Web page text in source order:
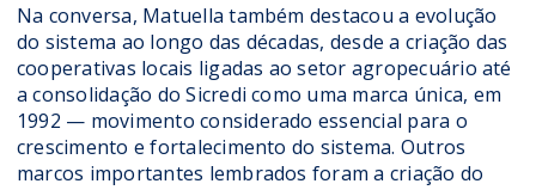
Na conversa, Matuella também destacou a evolução
do sistema ao longo das décadas, desde a criação das
cooperativas locais ligadas ao setor agropecuário até
a consolidação do Sicredi como uma marca única, em
1992 — movimento considerado essencial para o
crescimento e fortalecimento do sistema. Outros
marcos importantes lembrados foram a criação do